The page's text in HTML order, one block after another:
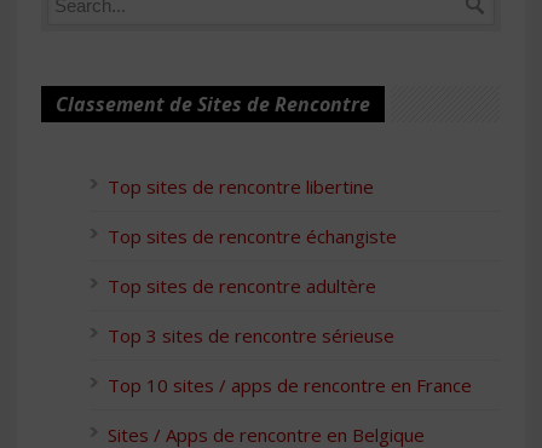
Classement de Sites de Rencontre
Top sites de rencontre libertine
Top sites de rencontre échangiste
Top sites de rencontre adultère
Top 3 sites de rencontre sérieuse
Top 10 sites / apps de rencontre en France
Sites / Apps de rencontre en Belgique